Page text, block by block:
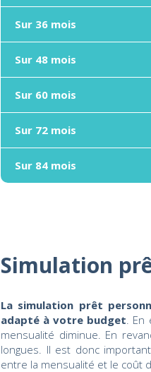
Sur 36 mois
Sur 48 mois
Sur 60 mois
Sur 72 mois
Sur 84 mois
Simulation
La simulation prêt
adapté à votre budget. En
mensualité diminue. En
longues. Il est donc
entre la mensualité et le coût